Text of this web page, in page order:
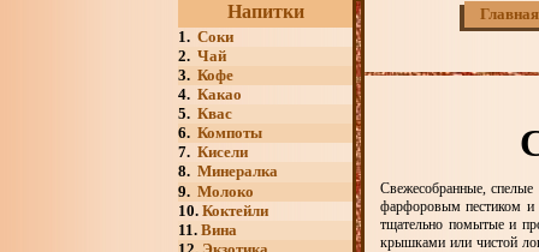
Напитки
1. Соки
2. Чай
3. Кофе
4. Какао
5. Квас
6. Компоты
7. Кисели
8. Минералка
9. Молоко
10. Коктейли
11. Вина
Главная
Свежесобранные,
фарфоровым пестиком и
тщательно помытые и
крышками или чистой